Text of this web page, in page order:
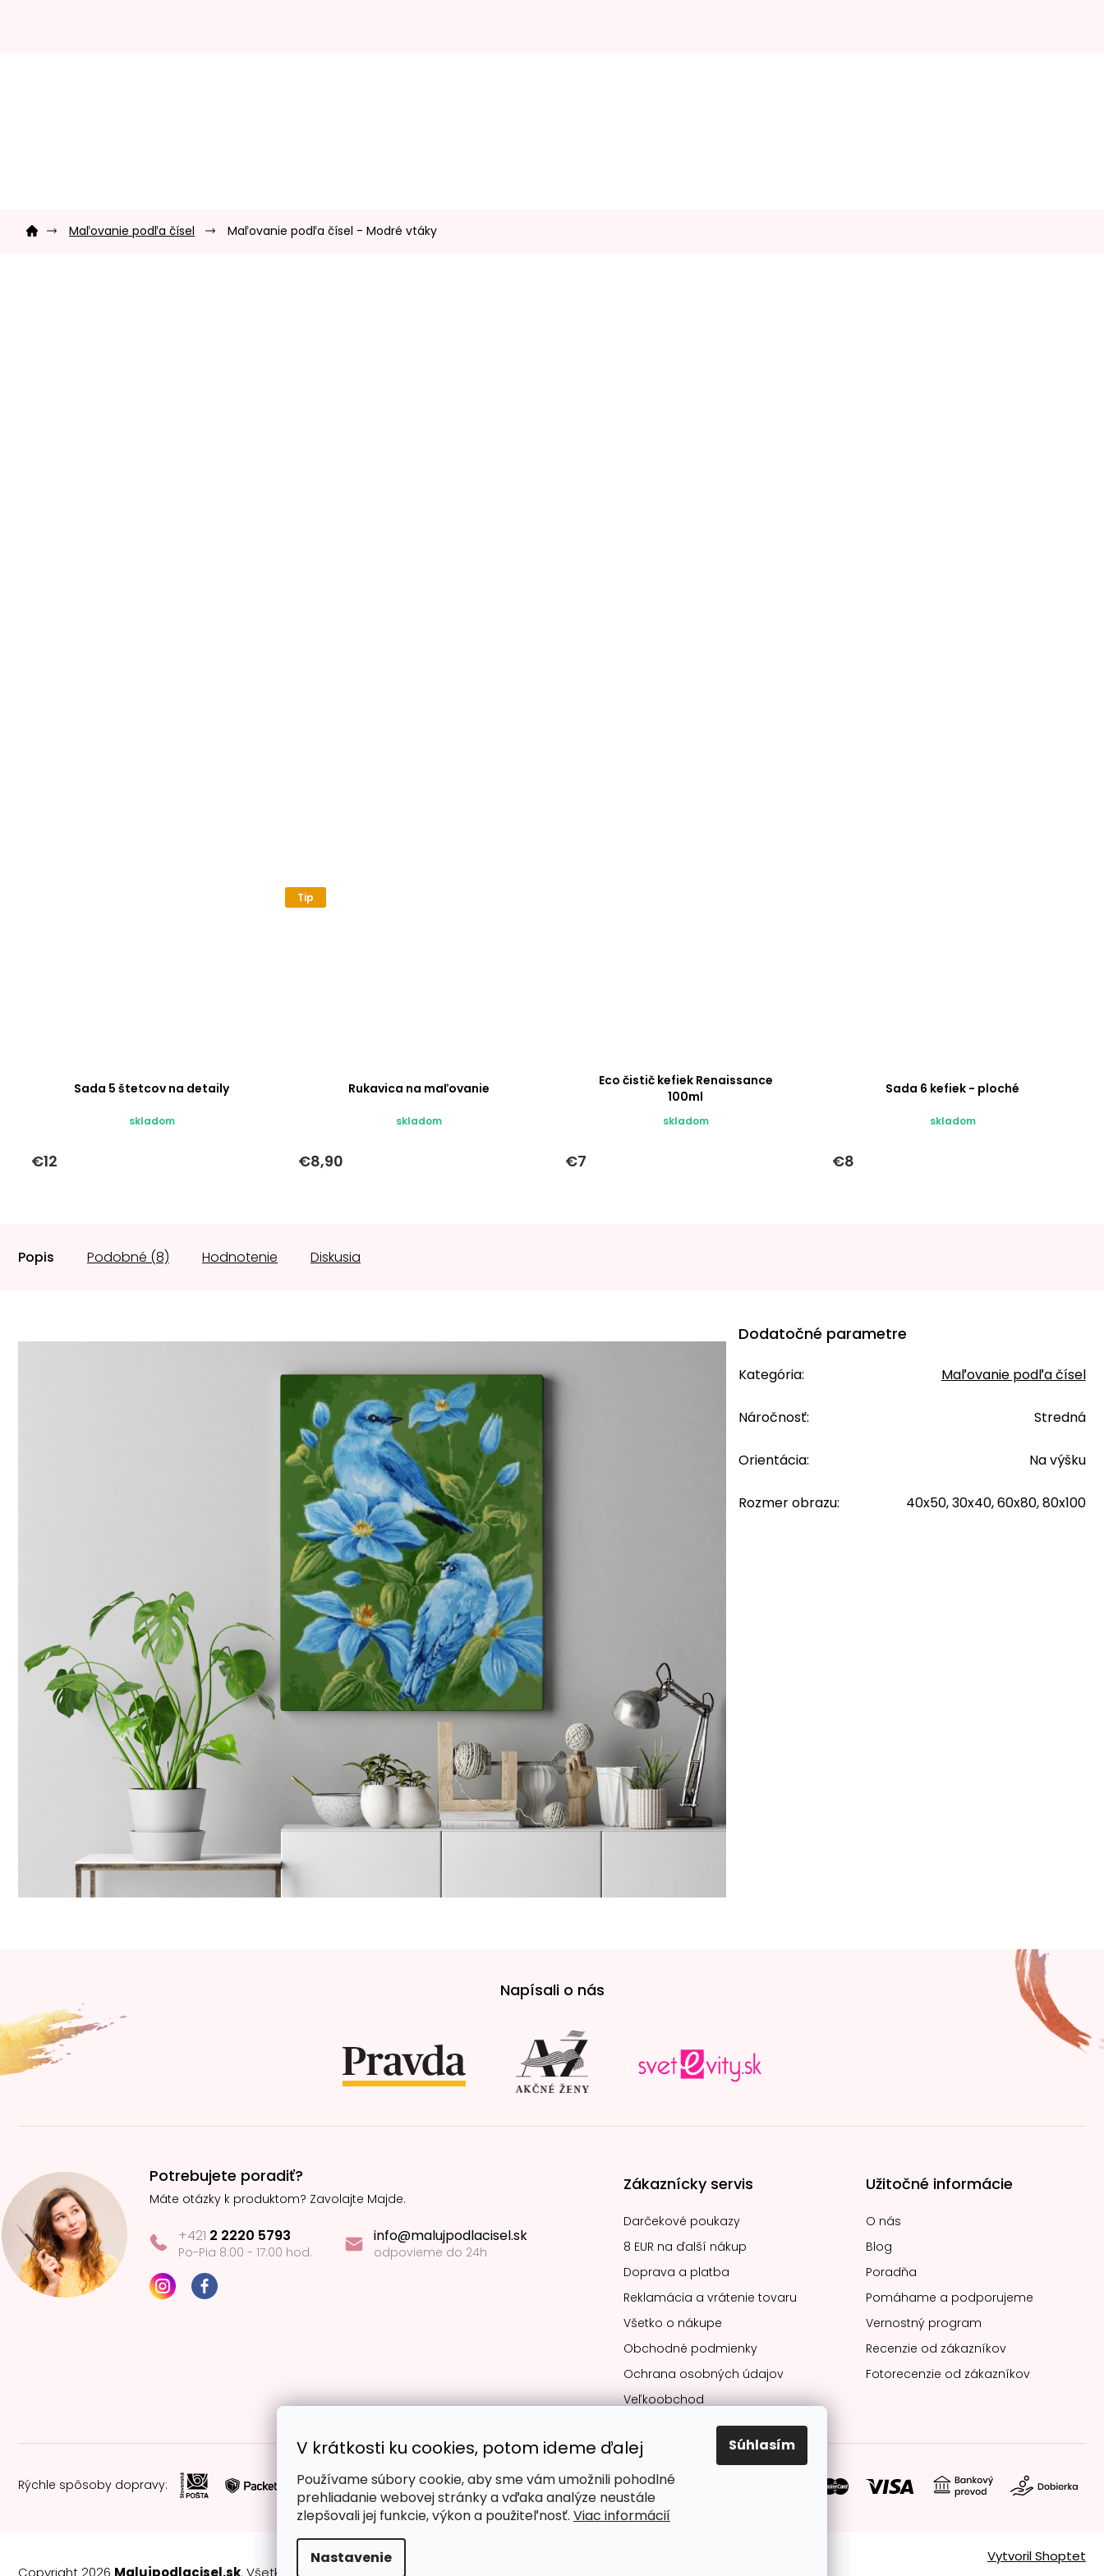
V krátkosti ku cookies, potom ideme ďalej
Používame súbory cookie, aby sme vám umožnili pohodlné
prehliadanie webovej stránky a vďaka analýze neustále
zlepšovali jej funkcie, výkon a použiteľnosť. Viac informácií
Nastavenie
Súhlasím
Domov Maľovanie podľa čísel Maľovanie podľa čísel - Modré vtáky
Sada 5 štetcov na detaily
skladom
€12
Tip
Rukavica na maľovanie
skladom
€8,90
Eco čistič kefiek Renaissance
100ml
skladom
€7
Sada 6 kefiek - ploché
skladom
€8
Popis Podobné (8) Hodnotenie Diskusia
Dodatočné parametre
Kategória: Maľovanie podľa čísel
Náročnosť: Stredná
Orientácia: Na výšku
Rozmer obrazu: 40x50, 30x40, 60x80, 80x100
t
i
e
Napísali o nás
Potrebujete poradiť?
Máte otázky k produktom? Zavolajte Majde.
+421 2 2220 5793
Po-Pia 8:00 - 17:00 hod.
info@malujpodlacisel.sk
odpovieme do 24h
Zákaznícky servis
Darčekové poukazy
8 EUR na ďalší nákup
Doprava a platba
Reklamácia a vrátenie tovaru
Všetko o nákupe
Obchodné podmienky
Ochrana osobných údajov
Veľkoobchod
Užitočné informácie
O nás
Blog
Poradňa
Pomáhame a podporujeme
Vernostný program
Recenzie od zákazníkov
Fotorecenzie od zákazníkov
Rýchle spôsoby dopravy: Obľúbené spôsoby platby:
Vytvoril Shoptet
Copyright 2026 Malujpodlacisel.sk. Všetky práva vyhradené. Upraviť nastavenie cookies